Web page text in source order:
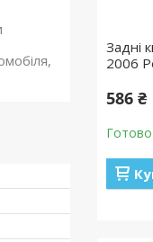
Задні
2006
586 ₴
Готово